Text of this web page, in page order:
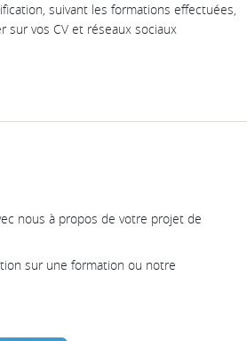
suivant les formations effectuées,
sur vos CV et réseaux sociaux
nous à propos de votre projet de
sur une formation ou notre